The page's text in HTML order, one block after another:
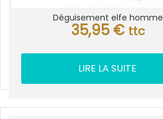
Déguisement elfe homme
35,95 € ttc
LIRE LA SUITE